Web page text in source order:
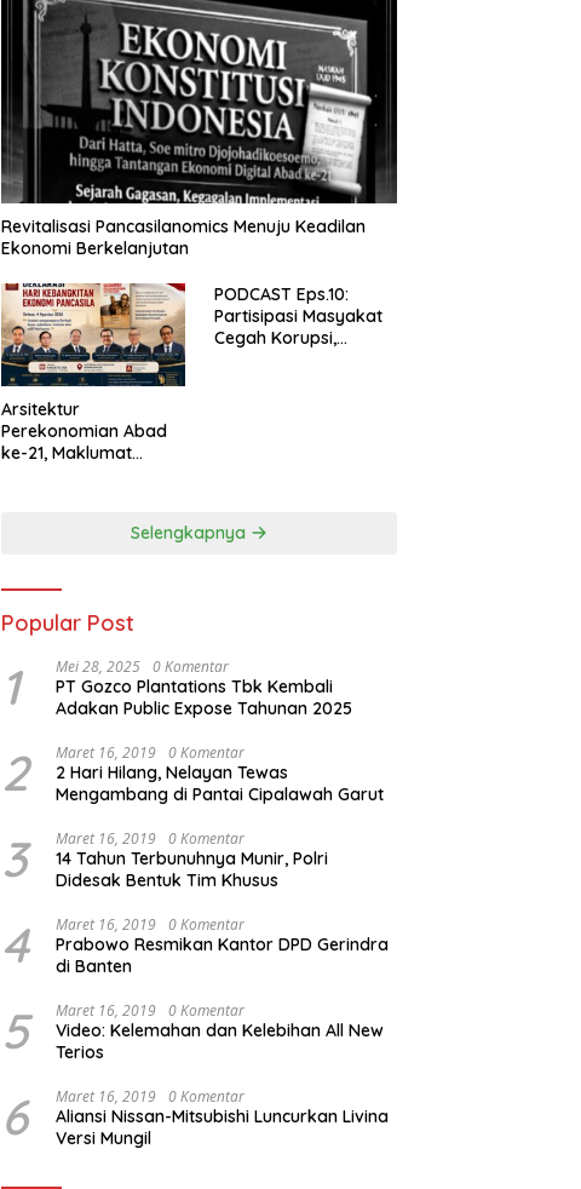
Revitalisasi Pancasilanomics Menuju Keadilan
Ekonomi Berkelanjutan
Arsitektur
Perekonomian Abad
ke-21, Maklumat
PODCAST Eps.10:
Partisipasi Masyakat
Cegah Korupsi,
Selengkapnya
Popular Post
1 Mei 28, 2025 0 Komentar
PT Gozco Plantations Tbk Kembali
Adakan Public Expose Tahunan 2025
2 Maret 16, 2019 0 Komentar
2 Hari Hilang, Nelayan Tewas
Mengambang di Pantai Cipalawah Garut
3 Maret 16, 2019 0 Komentar
14 Tahun Terbunuhnya Munir, Polri
Didesak Bentuk Tim Khusus
4 Maret 16, 2019 0 Komentar
Prabowo Resmikan Kantor DPD Gerindra
di Banten
5 Maret 16, 2019 0 Komentar
Video: Kelemahan dan Kelebihan All New
Terios
6 Maret 16, 2019 0 Komentar
Aliansi Nissan-Mitsubishi Luncurkan Livina
Versi Mungil